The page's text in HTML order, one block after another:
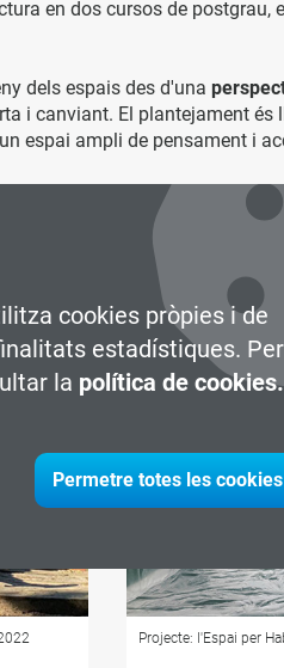
cookies pròpies i de
estadístiques. Per
la política de cookies.
Permetre totes les cookies
en dos cursos de postgrau,
dels espais des d'una
i canviant. El plantejament és
espai ampli de pensament i
la realització de
del màster, amb la seva